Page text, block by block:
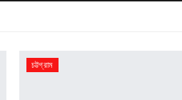
চট্টগ্রাম